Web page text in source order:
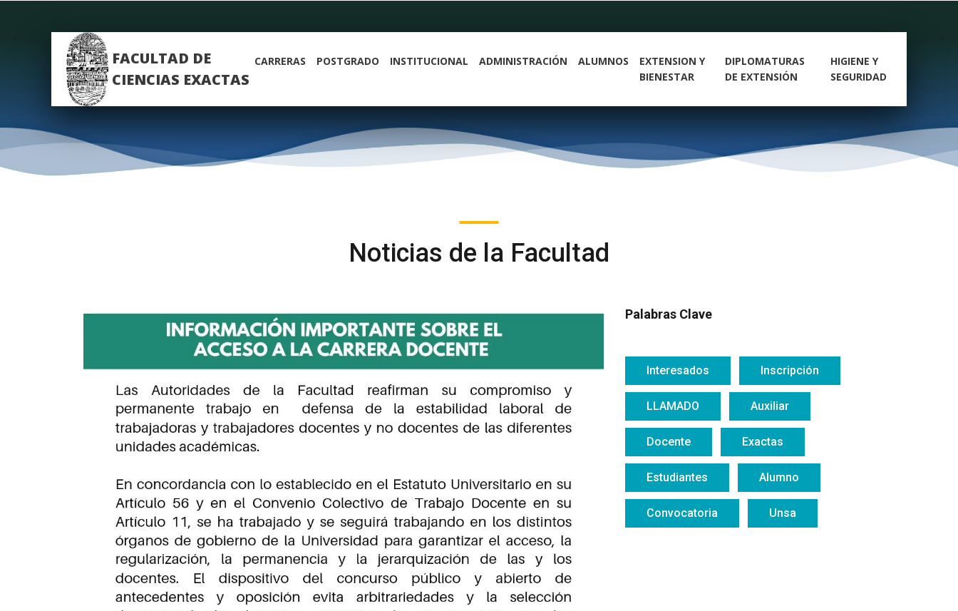
FACULTAD DE
CIENCIAS EXACTAS
CARRERAS POSTGRADO INSTITUCIONAL ADMINISTRACIÓN ALUMNOS
EXTENSION Y
BIENESTAR
DIPLOMATURAS
DE EXTENSIÓN
HIGIENE Y
SEGURIDAD
Noticias de la Facultad
Palabras Clave
Interesados Inscripción
LLAMADO Auxiliar
Docente Exactas
Estudiantes Alumno
Convocatoria Unsa